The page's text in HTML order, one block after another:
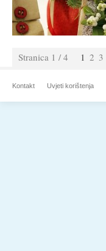
Stranica 1 / 4 1 2 3
Kontakt Uvjeti korištenja